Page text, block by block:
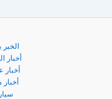
أخبار
أخبار
أخبار